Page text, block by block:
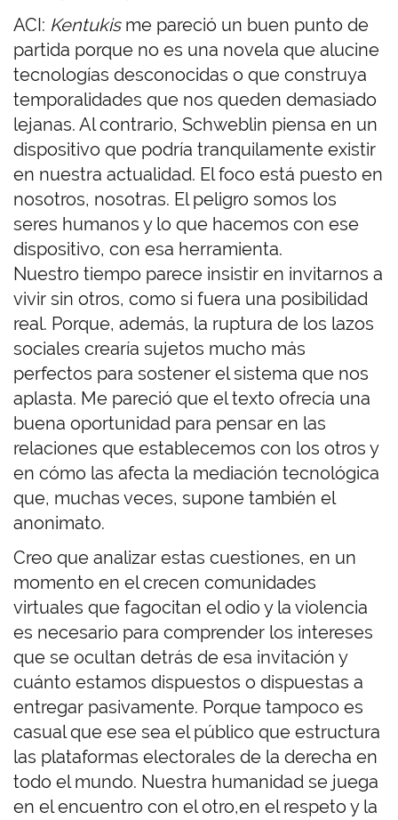
ACI: Kentukisme pareció un buen punto de
partida porque no es una novela que alucine
tecnologías desconocidas o que construya
temporalidades que nos queden demasiado
lejanas. Al contrario, Schweblin piensa en un
dispositivo que podría tranquilamente existir
en nuestra actualidad. El foco está puesto en
nosotros, nosotras. El peligro somos los
seres humanos y lo que hacemos con ese
dispositivo, con esa herramienta.
Nuestro tiempo parece insistir en invitarnos a
vivir sin otros, como si fuera una posibilidad
real. Porque, además, la ruptura de los lazos
sociales crearía sujetos mucho más
perfectos para sostener el sistema que nos
aplasta. Me pareció que el texto ofrecía una
buena oportunidad para pensar en las
relaciones que establecemos con los otros y
en cómo las afecta la mediación tecnológica
que, muchas veces, supone también el
anonimato.
Creo que analizar estas cuestiones, en un
momento en el crecen comunidades
virtuales que fagocitan el odio y la violencia
es necesario para comprender los intereses
que se ocultan detrás de esa invitación y
cuánto estamos dispuestos o dispuestas a
entregar pasivamente. Porque tampoco es
casual que ese sea el público que estructura
las plataformas electorales de la derecha en
todo el mundo. Nuestra humanidad se juega
en el encuentro con el otro,en el respeto y la